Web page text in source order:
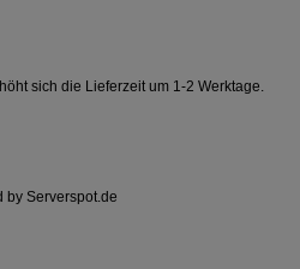
sich die Lieferzeit um 1-2 Werktage.
by Serverspot.de